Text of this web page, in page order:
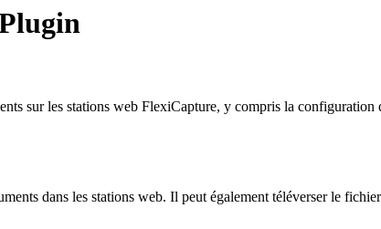
sur les stations web FlexiCapture, y compris la
dans les stations web. Il peut également téléverser le